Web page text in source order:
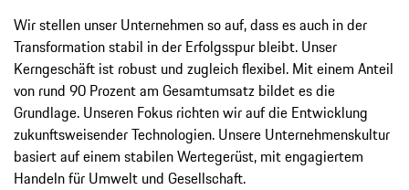
Wir stellen unser Unternehmen so auf, dass es auch in der
Transformation stabil in der Erfolgsspur bleibt. Unser
Kerngeschäft ist robust und zugleich flexibel. Mit einem Anteil
von rund 90 Prozent am Gesamtumsatz bildet es die
Grundlage. Unseren Fokus richten wir auf die Entwicklung
zukunftsweisender Technologien. Unsere Unternehmenskultur
basiert auf einem stabilen Wertegerüst, mit engagiertem
Handeln für Umwelt und Gesellschaft.